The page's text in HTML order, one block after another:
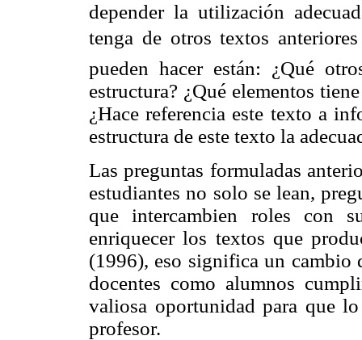
depender la utilización
tenga de otros textos
pueden hacer están: ¿Qué
estructura? ¿Qué elementos
¿Hace referencia este texto a
estructura de este texto la
Las preguntas formuladas
estudiantes no solo se lean,
que intercambien roles con
enriquecer los textos que
(1996), eso significa un cambio
docentes como alumnos
valiosa oportunidad para que
profesor.